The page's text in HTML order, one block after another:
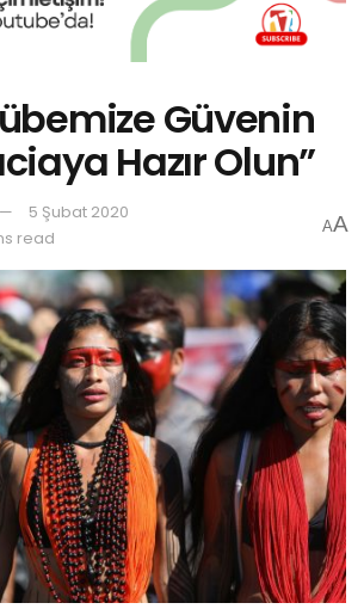
Güvenin
Hazır Olun”
5 Şubat 2020
read
AA